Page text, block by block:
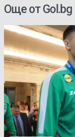
Още от Gol.bg